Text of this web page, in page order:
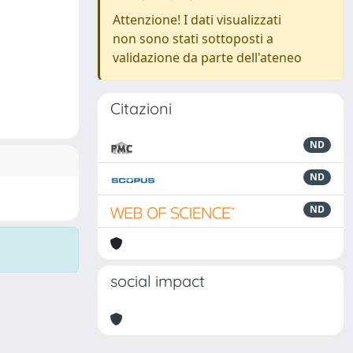
Attenzione! I dati visualizzati
non sono stati sottoposti a
validazione da parte dell'ateneo
Citazioni
ND
ND
ND
social impact